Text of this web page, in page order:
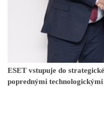
ESET vstupuje do
poprednými